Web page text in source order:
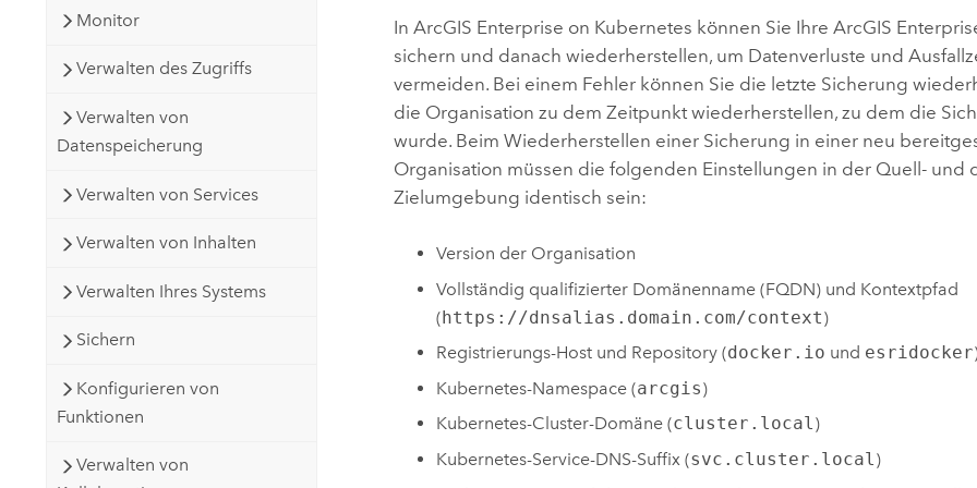
Erstellen Sie Anwendungen für
räumliche Analyse
Alle Produkte
Natürliche Ressourcen
Alle Storys
Monitor
Verwalten des Zugriffs
Verwalten von
Datenspeicherung
Verwalten von Services
Verwalten von Inhalten
Verwalten Ihres Systems
Sichern
Konfigurieren von
Funktionen
Verwalten von
InArcGIS Enterprise on Kubernetes können Sie IhreArcGIS
sichern und danach wiederherstellen, um Datenverluste und
vermeiden. Bei einem Fehler können Sie die letzte Sicherung
die Organisation zu dem Zeitpunkt wiederherstellen, zu dem die
wurde. Beim Wiederherstellen einer Sicherung in einer neu
Organisation müssen die folgenden Einstellungen in der Quell- und
Zielumgebung identisch sein:
Version der Organisation
Vollständig qualifizierter Domänenname (FQDN) und Kontextpfad
(https://dnsalias.domain.com/context)
Registrierungs-Host und Repository (docker.io und esridocker
Kubernetes-Namespace (arcgis)
Kubernetes-Cluster-Domäne (cluster.local)
Kubernetes-Service-DNS-Suffix (svc.cluster.local)